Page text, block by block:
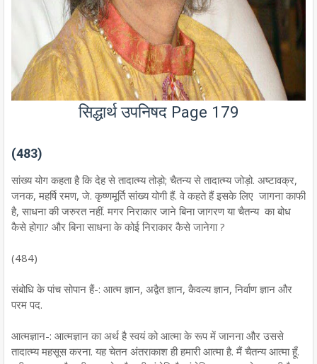
सिद्धार्थ उपनिषद Page 179
(483)
सांख्य योग कहता है कि देह से तादात्म्य तोड़ो; चैतन्य से तादात्म्य जोड़ो. अष्टावक्र,
जनक, महर्षि रमण, जे. कृष्णमूर्ति सांख्य योगी हैं. वे कहते हैं इसके लिए जागना काफी
है, साधना की जरुरत नहीं. मगर निराकार जाने बिना जागरण या चैतन्य का बोध
कैसे होगा? और बिना साधना के कोई निराकार कैसे जानेगा ?
(484)
संबोधि के पांच सोपान हैं-: आत्म ज्ञान, अद्वैत ज्ञान, कैवल्य ज्ञान, निर्वाण ज्ञान और
परम पद.
आत्मज्ञान-: आत्मज्ञान का अर्थ है स्वयं को आत्मा के रूप में जानना और उससे
तादात्म्य महसूस करना. यह चेतन अंतराकाश ही हमारी आत्मा है. मैं चैतन्य आत्मा हूँ.